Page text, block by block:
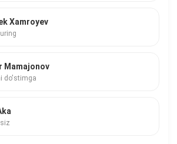
Xamroyev
Mamajonov
do'stimga